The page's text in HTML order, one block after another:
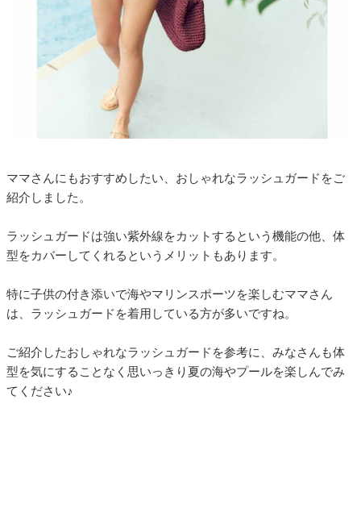
ママさんにもおすすめしたい、おしゃれなラッシュガードをご
紹介しました。
ラッシュガードは強い紫外線をカットするという機能の他、体
型をカバーしてくれるというメリットもあります。
特に子供の付き添いで海やマリンスポーツを楽しむママさん
は、ラッシュガードを着用している方が多いですね。
ご紹介したおしゃれなラッシュガードを参考に、みなさんも体
型を気にすることなく思いっきり夏の海やプールを楽しんでみ
てください♪